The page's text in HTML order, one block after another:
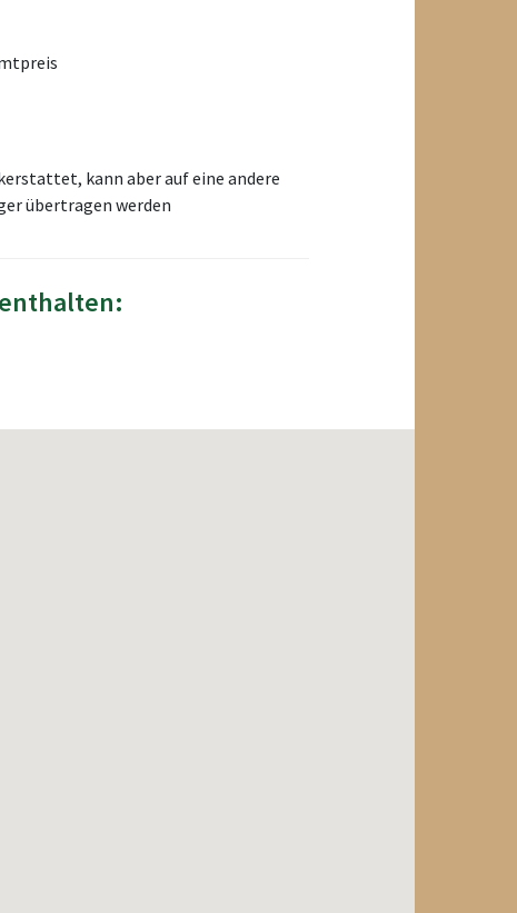
kann aber auf eine andere
übertragen werden